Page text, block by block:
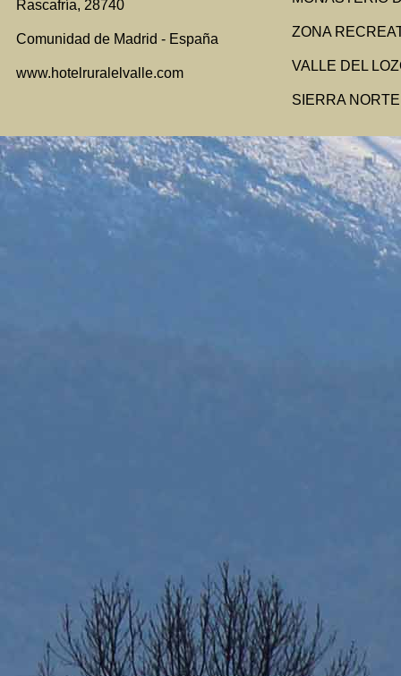
Rascafría, 28740
Comunidad de Madrid - España
www.hotelruralelvalle.com
ZONA
VALLE DEL
SIERRA